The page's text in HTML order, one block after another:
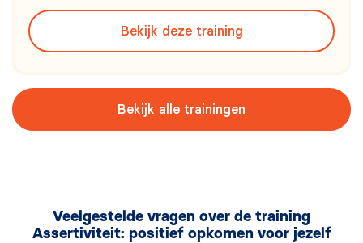
ondersteunen. 0/5
Bekijk deze training
Bekijk alle trainingen
Veelgestelde vragen over de training
Assertiviteit: positief opkomen voor jezelf